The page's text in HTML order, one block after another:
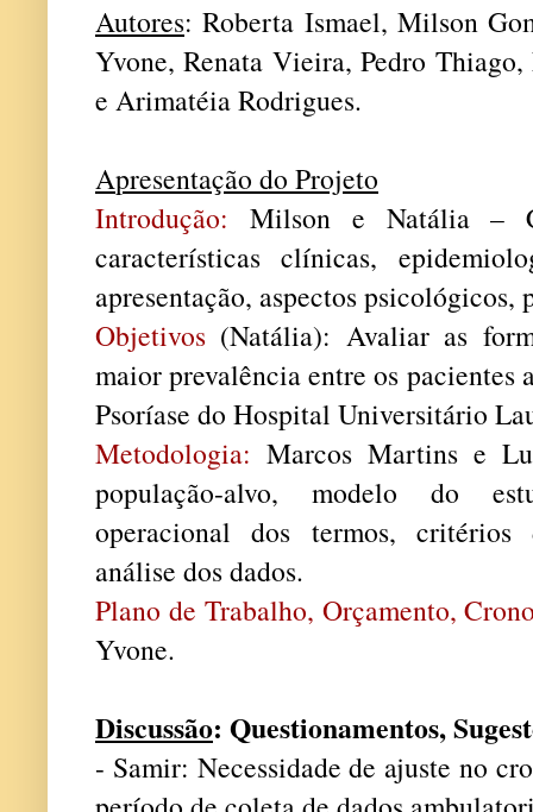
Autores: Roberta Ismael, Milson
Yvone, Renata Vieira, Pedro
e Arimatéia Rodrigues.
Apresentação do Projeto
Introdução: Milson e Natália –
características clínicas,
apresentação, aspectos psicológicos,
Objetivos (Natália): Avaliar as
maior prevalência entre os
Psoríase do Hospital Universitário
Metodologia: Marcos Martins e
população-alvo, modelo do
operacional dos termos, critérios
análise dos dados.
Plano de Trabalho, Orçamento,
Yvone.
Discussão: Questionamentos,
- Samir: Necessidade de ajuste no